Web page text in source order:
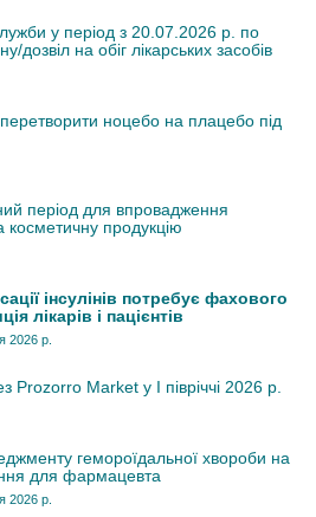
у період з 20.07.2026 р. по
на обіг лікарських засобів
ноцебо на плацебо під
період для впровадження
косметичну продукцію
інсулінів потребує фахового
лікарів і пацієнтів
2026 р.
Prozorro Market у I півріччі 2026 р.
гемороїдальної хвороби на
для фармацевта
2026 р.